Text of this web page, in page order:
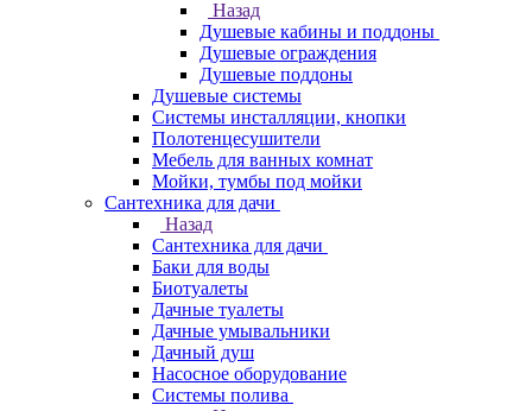
Назад
Душевые кабины и поддоны
Душевые ограждения
Душевые поддоны
Душевые системы
Системы инсталляции, кнопки
Полотенцесушители
Мебель для ванных комнат
Мойки, тумбы под мойки
Сантехника для дачи
Назад
Сантехника для дачи
Баки для воды
Биотуалеты
Дачные туалеты
Дачные умывальники
Дачный душ
Насосное оборудование
Системы полива